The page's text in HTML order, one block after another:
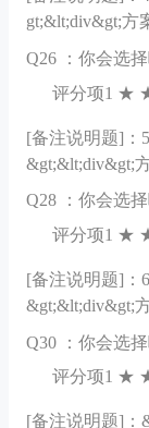
gt;&lt;div&gt;方
Q26 ：你会选
评分项1
[备注说明题]：
&gt;&lt;div&gt;
Q28 ：你会选
评分项1
[备注说明题]：
&gt;&lt;div&gt;
Q30 ：你会选
评分项1
[备注说明题]：